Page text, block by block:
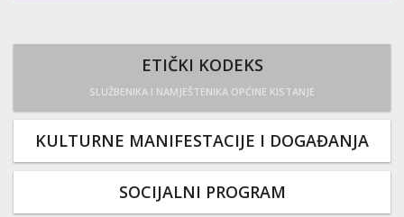
ETIČKI KODEKS
SLUŽBENIKA I NAMJEŠTENIKA OPĆINE KISTANJE
KULTURNE MANIFESTACIJE I DOGAĐANJA
SOCIJALNI PROGRAM